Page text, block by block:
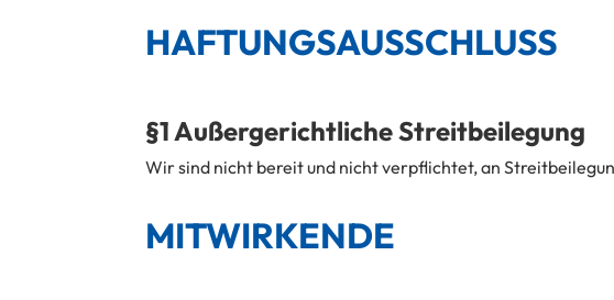
HAFTUNGSAUSSCHLUSS
§1 Außergerichtliche Streitbeilegung
Wir sind nicht bereit und nicht verpflichtet, an
MITWIRKENDE